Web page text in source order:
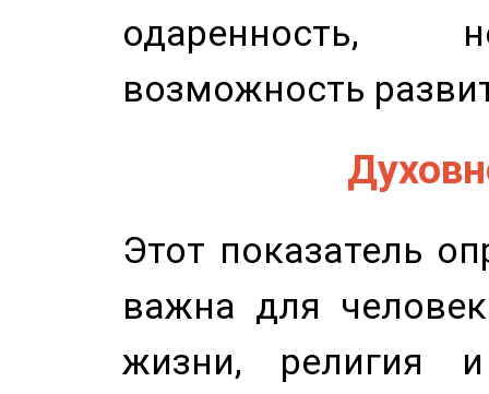
одаренность,
возможность
Этот показатель
важна для
жизни, религия